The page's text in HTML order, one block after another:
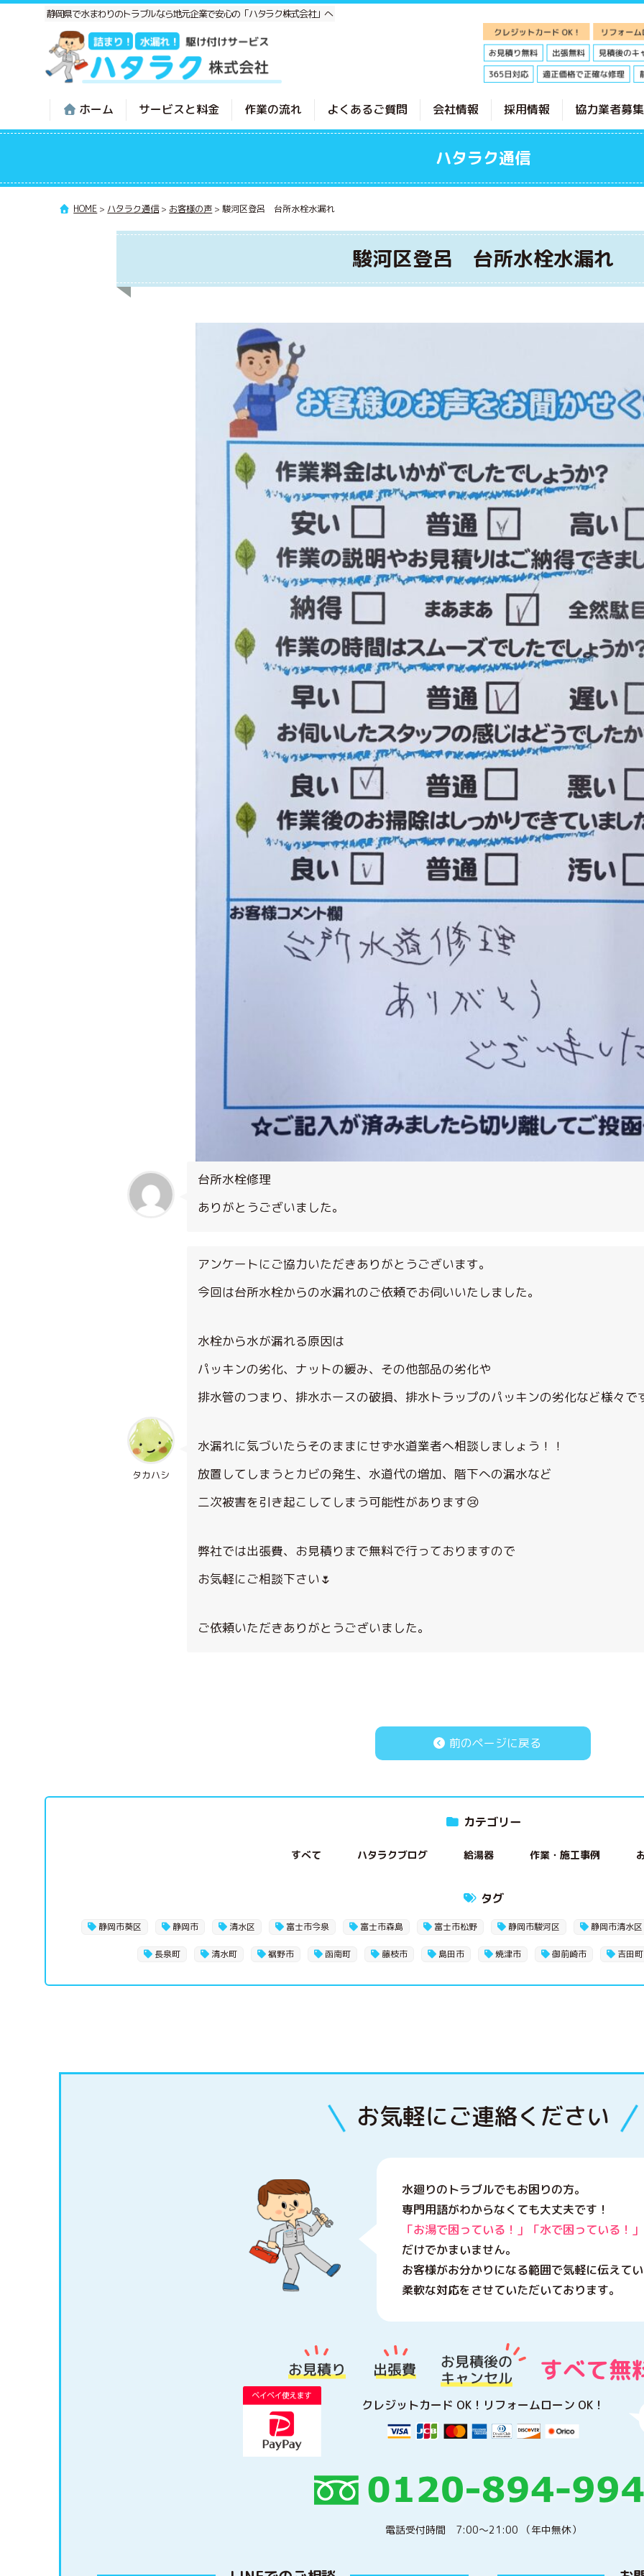
静岡県で水まわりのトラブルなら地元企業で安心の「ハタラク株式会社」へ
ホーム サービスと料金 作業の流れ よくあるご質問 会社情報 採用情報 協力業者募集
ハタラク通信
HOME > ハタラク通信> お客様の声 >駿河区登呂 台所水栓水漏れ
駿河区登呂 台所水栓水漏れ
台所水栓修理
ありがとうございました。
タカハシ
アンケートにご協力いただきありがとうございます。
今回は台所水栓からの水漏れのご依頼でお伺いいたしました。
水栓から水が漏れる原因は
パッキンの劣化、ナットの緩み、その他部品の劣化や
排水管のつまり、排水ホースの破損、排水トラップのパッキンの劣化など様々で
水漏れに気づいたらそのままにせず水道業者へ相談しましょう！！
放置してしまうとカビの発生、水道代の増加、階下への漏水など
二次被害を引き起こしてしまう可能性があります😢
弊社では出張費、お見積りまで無料で行っておりますので
お気軽にご相談下さい🌷
ご依頼いただきありがとうございました。
前のページに戻る
カテゴリー
すべて ハタラクブログ 給湯器 作業・施工事例
タグ
静岡市葵区 静岡市 清水区 富士市今泉 富士市森島 富士市松野 静岡市駿河区 静岡市清水区
長泉町 清水町 裾野市 函南町 藤枝市 島田市 焼津市 御前崎市 吉田町
お気軽にご連絡ください
水廻りのトラブルでもお困りの方。
専門用語がわからなくても大丈夫です！
「お湯で困っている！」「水で困っている！
だけでかまいません。
お客様がお分かりになる範囲で気軽に伝えて
柔軟な対応をさせていただいております。
クレジットカード OK！ リフォームローン OK！
電話受付時間 7:00〜21:00 （年中無休）